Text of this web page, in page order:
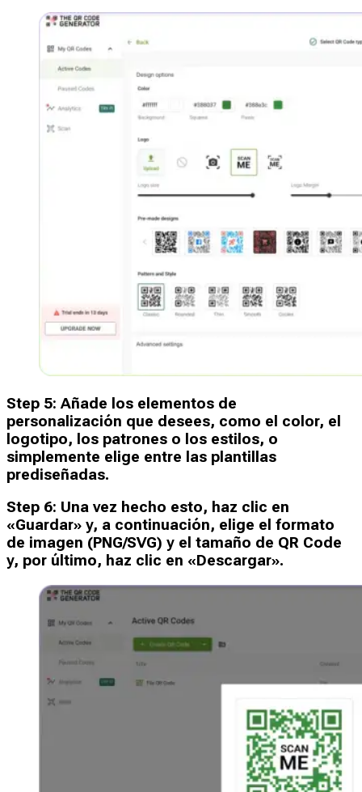
Step 5: Añade los elementos de
personalización que desees, como el color, el
logotipo, los patrones o los estilos, o
simplemente elige entre las plantillas
prediseñadas.
Step 6: Una vez hecho esto, haz clic en
«Guardar» y, a continuación, elige el formato
de imagen (PNG/SVG) y el tamaño de QR Code
y, por último, haz clic en «Descargar».